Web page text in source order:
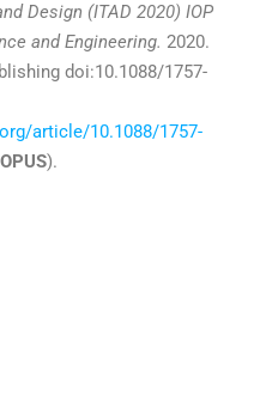
Design (ITAD 2020) IOP
and Engineering. 2020.
doi:10.1088/1757-
article/10.1088/1757-
).